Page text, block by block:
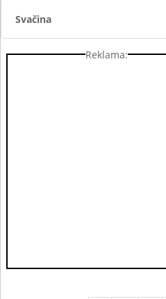
Svačina
Reklama: